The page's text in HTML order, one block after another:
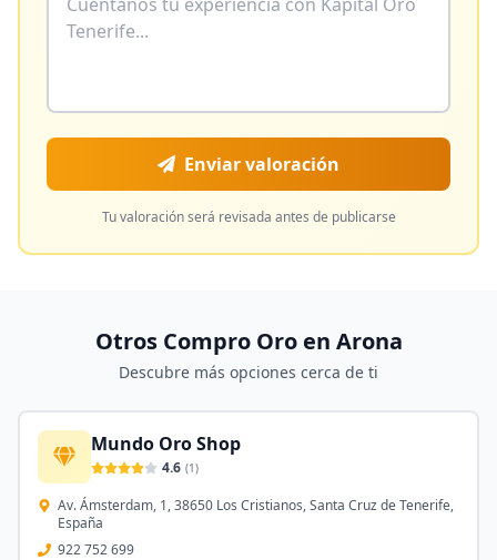
Enviar valoración
Tu valoración será revisada antes de publicarse
Otros Compro Oro en Arona
Descubre más opciones cerca de ti
Mundo Oro Shop
4.6 (1)
Av. Ámsterdam, 1, 38650 Los Cristianos, Santa Cruz de Tenerife,
España
922 752 699